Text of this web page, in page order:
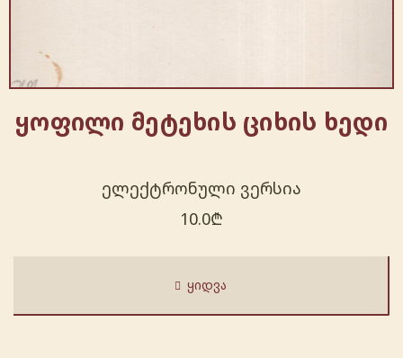
ყოფილი მეტეხის ციხის ხედი
ელექტრონული ვერსია
10.0₾
ᲧᲘᲓᲕᲐ